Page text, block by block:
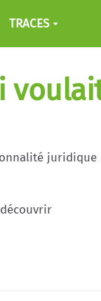
TRACES
juridique